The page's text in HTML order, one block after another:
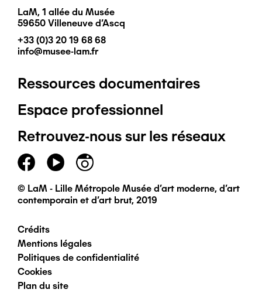
LaM, 1 allée du Musée
59650 Villeneuve d'Ascq
+33 (0)3 20 19 68 68
info@musee-lam.fr
Pied
de
page
principal
Ressources documentaires
Espace professionnel
Retrouvez-nous sur les réseaux
© LaM - Lille Métropole Musée d'art moderne, d'art
contemporain et d'art brut, 2019
Pied
de
page
Crédits
Mentions légales
Politiques de confidentialité
Cookies
Plan du site